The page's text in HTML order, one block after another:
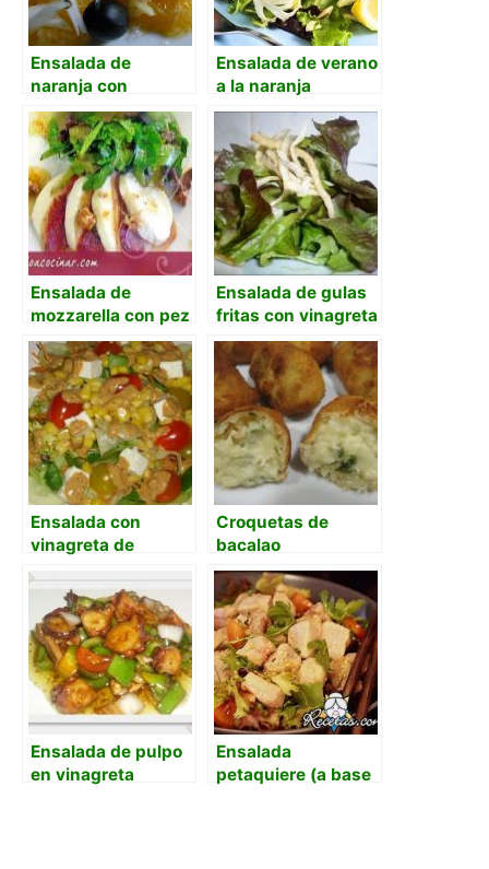
Ensalada de
naranja con
bacalao asado y
aceitunas.
Ensalada de verano
a la naranja
Ensalada de
mozzarella con pez
espada ahumado y
tomates
caramelizados
Ensalada de gulas
fritas con vinagreta
de ajo
Ensalada con
vinagreta de
tomáte
Croquetas de
bacalao
Ensalada de pulpo
en vinagreta
Ensalada
petaquiere (a base